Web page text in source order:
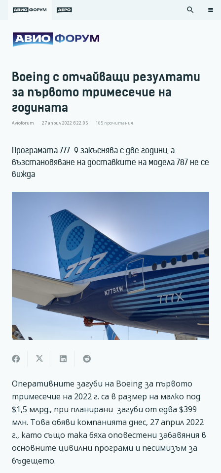
search
Boeing с отчайващи резултати
за първото тримесечие на
годината
Avioforum 27 април 2022 в 22:05 165 прочитания
Програмата 777-9 закъснява с две години, а
възстановяване на доставките на модела 787 не се
вижда
Оперативните загуби на Boeing за първото
тримесечие на 2022 г. са в размер на малко под
$1,5 млрд., при планирани загуби от едва $399
млн. Това обяви компанията днес, 27 април 2022
г., като също така бяха оповестени забавяния в
основните цивилни програми и песимизъм за
бъдещето.